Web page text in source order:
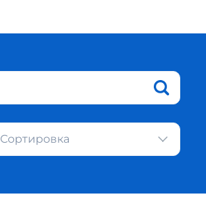
Сортировка